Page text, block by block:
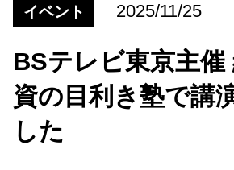
イベント 2025/11/25
BSテレビ東京主催
資の目利き塾で講
した